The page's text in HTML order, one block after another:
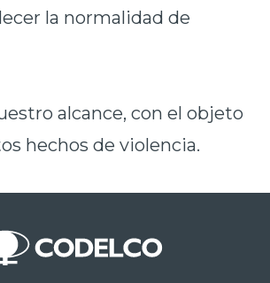
la normalidad de
alcance, con el objeto
hechos de violencia.